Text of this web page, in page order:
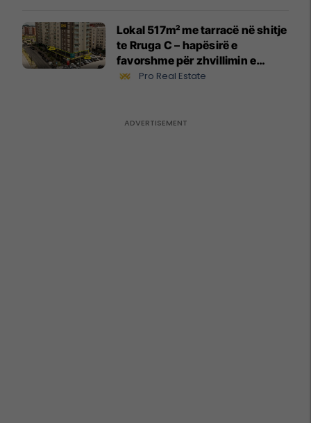
Lokal 517m² me tarracë në shitje
te Rruga C – hapësirë e
favorshme për zhvillimin e
biznesit #15796
Pro Real Estate